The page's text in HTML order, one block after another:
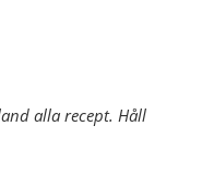
alla recept. Håll